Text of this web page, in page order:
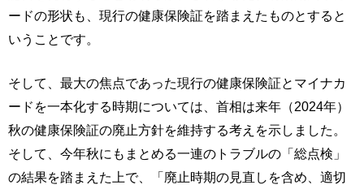
ードの形状も、現行の健康保険証を踏まえたものとすると
いうことです。
そして、最大の焦点であった現行の健康保険証とマイナカ
ードを一本化する時期については、首相は来年（2024年）
秋の健康保険証の廃止方針を維持する考えを示しました。
そして、今年秋にもまとめる一連のトラブルの「総点検」
の結果を踏まえた上で、「廃止時期の見直しを含め、適切